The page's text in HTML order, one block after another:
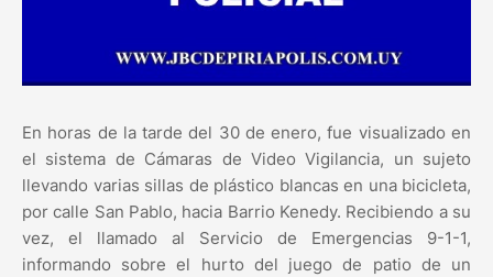
En horas de la tarde del 30 de enero, fue visualizado en
el sistema de Cámaras de Video Vigilancia, un sujeto
llevando varias sillas de plástico blancas en una bicicleta,
por calle San Pablo, hacia Barrio Kenedy. Recibiendo a su
vez, el llamado al Servicio de Emergencias 9-1-1,
informando sobre el hurto del juego de patio de un